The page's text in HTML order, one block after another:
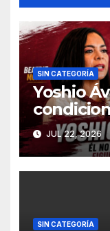
SIN CATEGORÍA
Yoshio
figura
JUL 22, 2026
SIN CATEGORÍA